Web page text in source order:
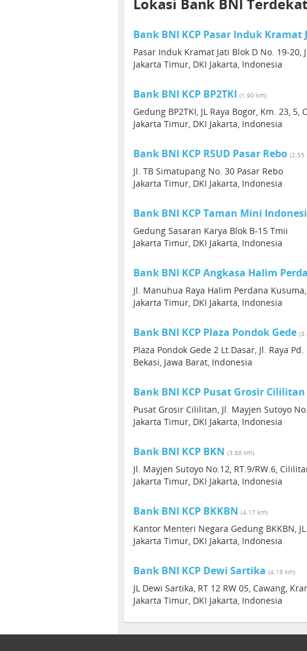
Lokasi Bank BNI Terdekat
Bank BNI KCP Pasar Induk Kramat
Pasar Induk Kramat Jati Blok D No. 19-20,
Jakarta Timur, DKI Jakarta, Indonesia
Bank BNI KCP BP2TKI (1.90 km)
Gedung BP2TKI, JL Raya Bogor, Km. 23, 5,
Jakarta Timur, DKI Jakarta, Indonesia
Bank BNI KCP RSUD Pasar Rebo (2.55
Jl. TB Simatupang No. 30 Pasar Rebo
Jakarta Timur, DKI Jakarta, Indonesia
Bank BNI KCP Taman Mini
Gedung Sasaran Karya Blok B-15 Tmii
Jakarta Timur, DKI Jakarta, Indonesia
Bank BNI KCP Angkasa Halim
Jl. Manuhua Raya Halim Perdana
Jakarta Timur, DKI Jakarta, Indonesia
Bank BNI KCP Plaza Pondok Gede
Plaza Pondok Gede 2 Lt.Dasar, Jl. Raya
Bekasi, Jawa Barat, Indonesia
Bank BNI KCP Pusat Grosir Cililitan
Pusat Grosir Cililitan, Jl. Mayjen Sutoyo
Jakarta Timur, DKI Jakarta, Indonesia
Bank BNI KCP BKN (3.88 km)
Jl. Mayjen Sutoyo No.12, RT.9/RW.6,
Jakarta Timur, DKI Jakarta, Indonesia
Bank BNI KCP BKKBN (4.17 km)
Kantor Menteri Negara Gedung BKKBN,
Jakarta Timur, DKI Jakarta, Indonesia
Bank BNI KCP Dewi Sartika (4.18 km)
JL Dewi Sartika, RT 12 RW 05, Cawang,
Jakarta Timur, DKI Jakarta, Indonesia